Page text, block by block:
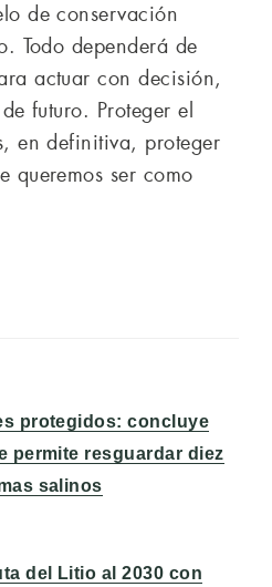
de conservación
Todo dependerá de
actuar con decisión,
futuro. Proteger el
en definitiva, proteger
queremos ser como
protegidos: concluye
permite resguardar diez
salinos
del Litio al 2030 con